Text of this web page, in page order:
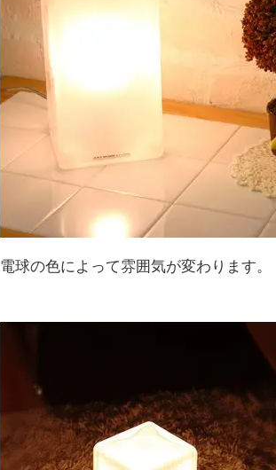
電球の色によって雰囲気が変わります。